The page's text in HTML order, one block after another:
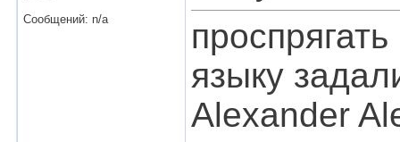
Сообщений: n/a
языку
Alexander